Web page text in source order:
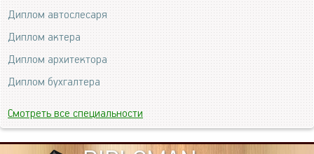
Диплом автослесаря
Диплом актера
Диплом архитектора
Диплом бухгалтера
Смотреть все специальности